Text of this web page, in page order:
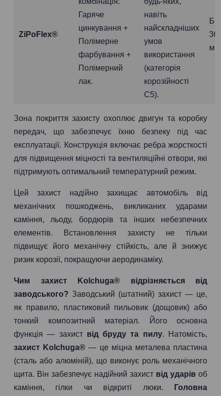
ZiPoFlex®
Гаряче
цинкування +
Полімерне
фарбування +
Полімерний
лак.
навіть
найскладніших
умов
використання
(категорія
корозійності
C5).
36
Зона покриття захисту охоплює двигун та коробку
передач, що забезпечує їхню безпеку під час
експлуатації. Конструкція включає ребра жорсткості
для підвищення міцності та вентиляційні отвори, які
підтримують оптимальний температурний режим.
Цей захист надійно захищає автомобіль від
механічних пошкоджень, викликаних ударами
каміння, льоду, бордюрів та інших небезпечних
елементів. Встановлення захисту не тільки
підвищує його механічну стійкість, але й знижує
ризик корозії, покращуючи аеродинаміку.
Чим захист Kolchuga® відрізняється від
заводського? Заводський (штатний) захист — це,
як правило, пластиковий пильовик (дощовик) або
тонкий композитний матеріал. Його основна
функція — захист від бруду та пилу. Натомість,
захист Kolchuga® — це міцна металева пластина
(сталь або алюміній), що виконує роль механічного
щита. Він забезпечує надійний захист від ударів об
каміння, гілки чи відкриті люки.
Головна